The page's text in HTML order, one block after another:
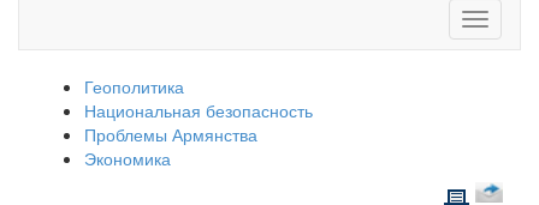
Геополитика
Национальная безопасность
Проблемы Армянства
Экономика